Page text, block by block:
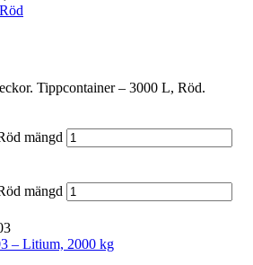
Tippcontainer – 3000 L, Röd.
mängd
mängd
– Litium, 2000 kg